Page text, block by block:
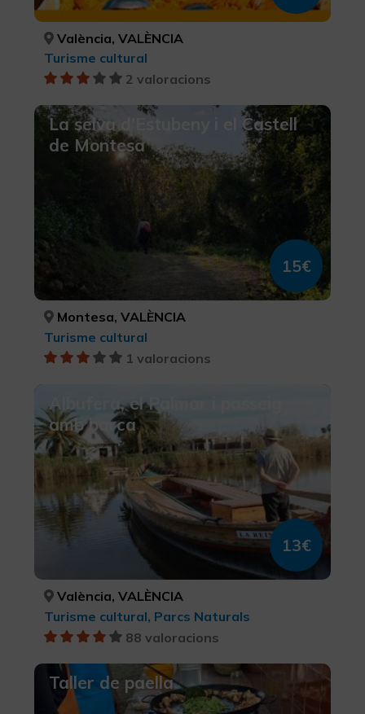
València, VALÈNCIA
Turisme cultural
2 valoracions
La selva d'Estubeny i el Castell
de Montesa
15€
Montesa, VALÈNCIA
Turisme cultural
1 valoracions
Albufera, el Palmar i passeig
amb barca
13€
València, VALÈNCIA
Turisme cultural, Parcs Naturals
88 valoracions
Taller de paella